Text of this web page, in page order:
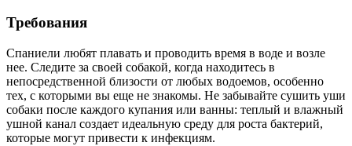
Требования
Спаниели любят плавать и проводить время в воде и возле
нее. Следите за своей собакой, когда находитесь в
непосредственной близости от любых водоемов, особенно
тех, с которыми вы еще не знакомы. Не забывайте сушить уши
собаки после каждого купания или ванны: теплый и влажный
ушной канал создает идеальную среду для роста бактерий,
которые могут привести к инфекциям.